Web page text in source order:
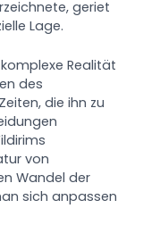
geriet
Lage.
Realität
des
die ihn zu
von
Wandel der
sich anpassen